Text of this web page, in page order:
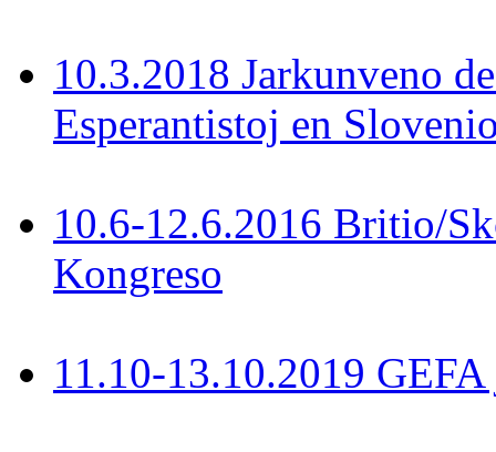
10.3.2018 Jarkunveno
Esperantistoj en
10.6-12.6.2016 Britio/
Kongreso
11.10-13.10.2019